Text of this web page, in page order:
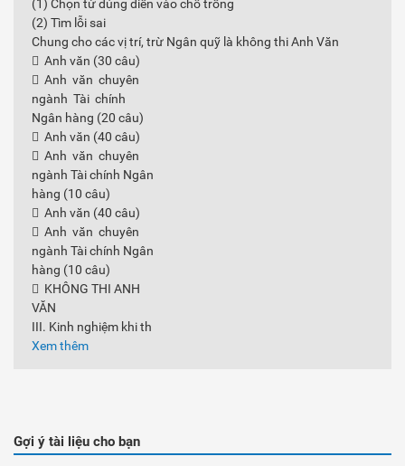
(1) Chọn từ đúng điền vào chỗ trống
(2) Tìm lỗi sai
Chung cho các vị trí, trừ Ngân quỹ là không thi Anh Văn
 Anh văn (30 câu)
 Anh văn chuyên
ngành Tài chính
Ngân hàng (20 câu)
 Anh văn (40 câu)
 Anh văn chuyên
ngành Tài chính Ngân
hàng (10 câu)
 Anh văn (40 câu)
 Anh văn chuyên
ngành Tài chính Ngân
hàng (10 câu)
 KHÔNG THI ANH
VĂN
III. Kinh nghiệm khi th
Xem thêm
Gợi ý tài liệu cho bạn